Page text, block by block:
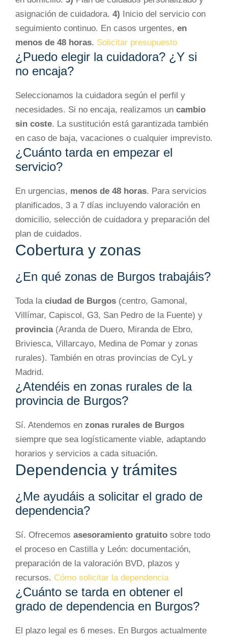
asignación de cuidadora. 4) Inicio del servicio con
seguimiento continuo. En casos urgentes, en
menos de 48 horas. Solicitar presupuesto
¿Puedo elegir la cuidadora? ¿Y si
no encaja?
Seleccionamos la cuidadora según el perfil y
necesidades. Si no encaja, realizamos un cambio
sin coste. La sustitución está garantizada también
en caso de baja, vacaciones o cualquier imprevisto.
¿Cuánto tarda en empezar el
servicio?
En urgencias, menos de 48 horas. Para servicios
planificados, 3 a 7 días incluyendo valoración en
domicilio, selección de cuidadora y preparación del
plan de cuidados.
Cobertura y zonas
¿En qué zonas de Burgos trabajáis?
Toda la ciudad de Burgos (centro, Gamonal,
Villímar, Capiscol, G3, San Pedro de la Fuente) y
provincia(Aranda de Duero, Miranda de Ebro,
Briviesca, Villarcayo, Medina de Pomar y zonas
rurales). También en otras provincias de CyL y
Madrid.
¿Atendéis en zonas rurales de la
provincia de Burgos?
Sí. Atendemos en zonas rurales de Burgos
siempre que sea logísticamente viable, adaptando
horarios y servicios a cada situación.
Dependencia y trámites
¿Me ayudáis a solicitar el grado de
dependencia?
Sí. Ofrecemos asesoramiento gratuito sobre todo
el proceso en Castilla y León: documentación,
preparación de la valoración BVD, plazos y
recursos. Cómo solicitar la dependencia
¿Cuánto se tarda en obtener el
grado de dependencia en Burgos?
El plazo legal es 6 meses. En Burgos actualmente